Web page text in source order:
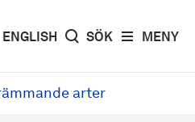
MENY
ENGLISH SÖK
arter